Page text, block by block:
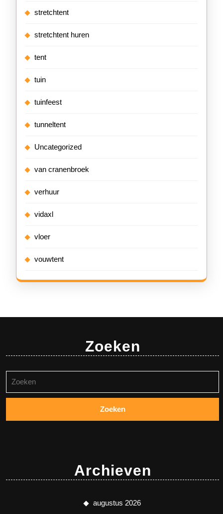
stretchtent
stretchtent huren
tent
tuin
tuinfeest
tunneltent
Uncategorized
van cranenbroek
verhuur
vidaxl
vloer
vouwtent
Zoeken
naar:
Archieven
augustus 2026